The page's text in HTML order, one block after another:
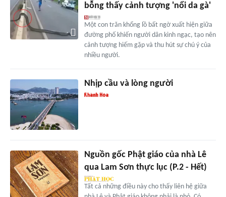
bỗng thấy cảnh tượng 'nổi da gà'
Một con trăn khổng lồ bất ngờ xuất hiện giữa
đường phố khiến người dân kinh ngạc, tạo nên
cảnh tượng hiếm gặp và thu hút sự chú ý của
nhiều người.
Nhịp cầu và lòng người
Nguồn gốc Phật giáo của nhà Lê
qua Lam Sơn thực lục (P.2 - Hết)
Tất cả những điều này cho thấy liên hệ giữa